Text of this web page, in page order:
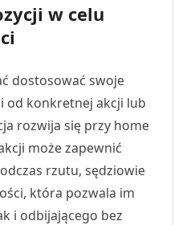
w celu
dostosować swoje
od konkretnej akcji lub
rozwija się przy home
może zapewnić
rzutu, sędziowie
która pozwala im
i odbijającego bez